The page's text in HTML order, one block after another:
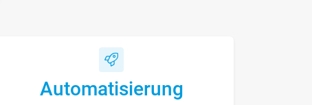
Automatisierung